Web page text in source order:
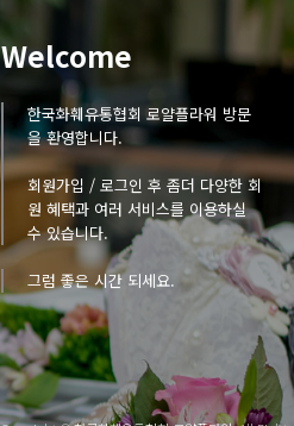
Welcome
한국화훼유통협회 로얄플라워 방문
을 환영합니다.
회원가입 / 로그인 후 좀더 다양한 회
원 혜택과 여러 서비스를 이용하실
수 있습니다.
그럼 좋은 시간 되세요.